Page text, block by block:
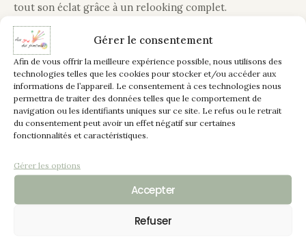
Gérer le consentement
Afin de vous offrir la meilleure expérience possible, nous utilisons des
technologies telles que les cookies pour stocker et/ou accéder aux
informations de l’appareil. Le consentement à ces technologies nous
permettra de traiter des données telles que le comportement de
navigation ou les identifiants uniques sur ce site. Le refus ou le retrait
du consentement peut avoir un effet négatif sur certaines
fonctionnalités et caractéristiques.
Gérer les options
Accepter
Refuser
tout son éclat grâce à un relooking complet.
Latable de séjour carrée , avec son plateau en mélaminé,
ainsi que latable basse au plateau en verre et contour
bois, ont été transformées avec une peinture couleur
cordepour les plateaux, apportant douceur et
modernité. Lespieds en fer forgéet lesquatre chaises
assortiesont quant à eux été repeints en teinte
pour un contraste subtil et raffiné.
Lesdeux grands fauteuils en rotin
repeints également en craie, ils gagnent en légèreté et
s’intègrent parfaitement à l’ensemble. Tous les meubles
ont ensuite été protégés par une